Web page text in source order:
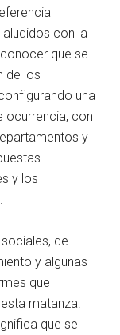
con la
que se
de los
una
ocurrencia, con
y
y los
.
de
y algunas
que
matanza.
que se